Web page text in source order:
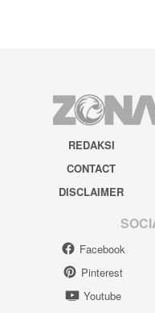
REDAKSI
CONTACT
DISCLAIMER
Facebook
Pinterest
Youtube